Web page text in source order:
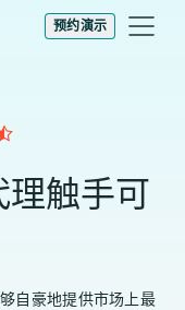
预约演示
触手可
自豪地提供市场上最